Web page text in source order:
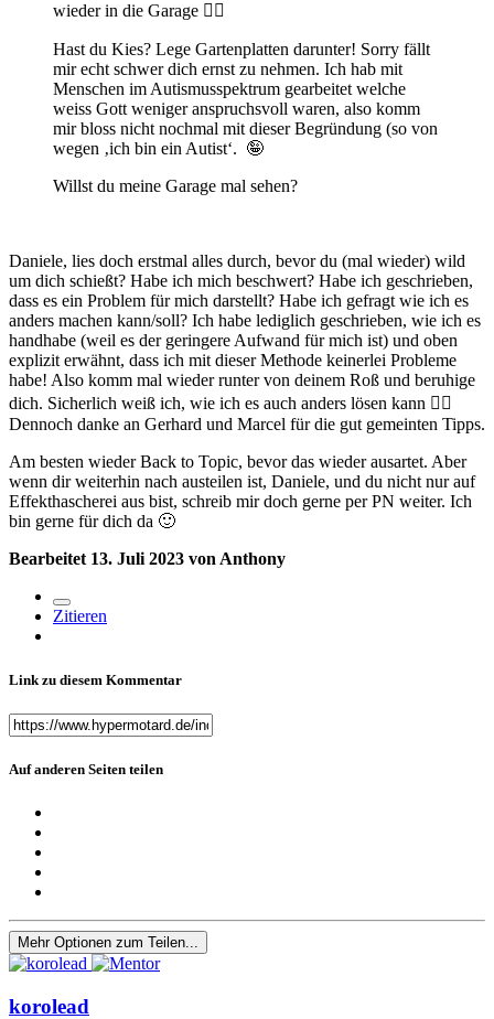
wieder in die Garage 🤦‍♂️
Hast du Kies? Lege Gartenplatten darunter! Sorry fällt
mir echt schwer dich ernst zu nehmen. Ich hab mit
Menschen im Autismusspektrum gearbeitet welche
weiss Gott weniger anspruchsvoll waren, also komm
mir bloss nicht nochmal mit dieser Begründung (so von
wegen ‚ich bin ein Autist‘. 🤪
Willst du meine Garage mal sehen?
Daniele, lies doch erstmal alles durch, bevor du (mal wieder) wild
um dich schießt? Habe ich mich beschwert? Habe ich geschrieben,
dass es ein Problem für mich darstellt? Habe ich gefragt wie ich es
anders machen kann/soll? Ich habe lediglich geschrieben, wie ich es
handhabe (weil es der geringere Aufwand für mich ist) und oben
explizit erwähnt, dass ich mit dieser Methode keinerlei Probleme
habe! Also komm mal wieder runter von deinem Roß und beruhige
dich. Sicherlich weiß ich, wie ich es auch anders lösen kann 🤦‍♂️
Dennoch danke an Gerhard und Marcel für die gut gemeinten Tipps.
Am besten wieder Back to Topic, bevor das wieder ausartet. Aber
wenn dir weiterhin nach austeilen ist, Daniele, und du nicht nur auf
Effekthascherei aus bist, schreib mir doch gerne per PN weiter. Ich
bin gerne für dich da 🙂
Bearbeitet 13. Juli 2023 von Anthony
Zitieren
Link zu diesem Kommentar
Auf anderen Seiten teilen
Mehr Optionen zum Teilen...
korolead